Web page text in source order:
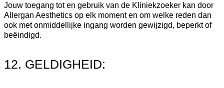
Jouw toegang tot en gebruik van de Kliniekzoeker kan door
Allergan Aesthetics op elk moment en om welke reden dan
ook met onmiddellijke ingang worden gewijzigd, beperkt of
beëindigd.
12. GELDIGHEID: